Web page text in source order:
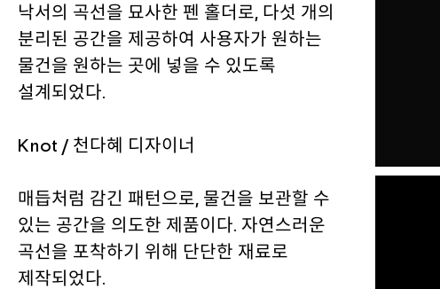
낙서의 곡선을 묘사한 펜 홀더로, 다섯 개의
분리된 공간을 제공하여 사용자가 원하는
물건을 원하는 곳에 넣을 수 있도록
설계되었다.
Knot / 천다혜 디자이너
매듭처럼 감긴 패턴으로, 물건을 보관할 수
있는 공간을 의도한 제품이다. 자연스러운
곡선을 포착하기 위해 단단한 재료로
제작되었다.